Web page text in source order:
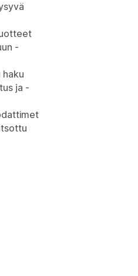
-
ja -